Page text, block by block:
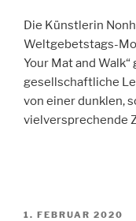
Die Künstlerin
Weltgebetstags-
Your Mat and
gesellschaftliche
von einer dunklen,
vielversprechende
VERÖFFENTLICHT
1. FEBRUAR 2020